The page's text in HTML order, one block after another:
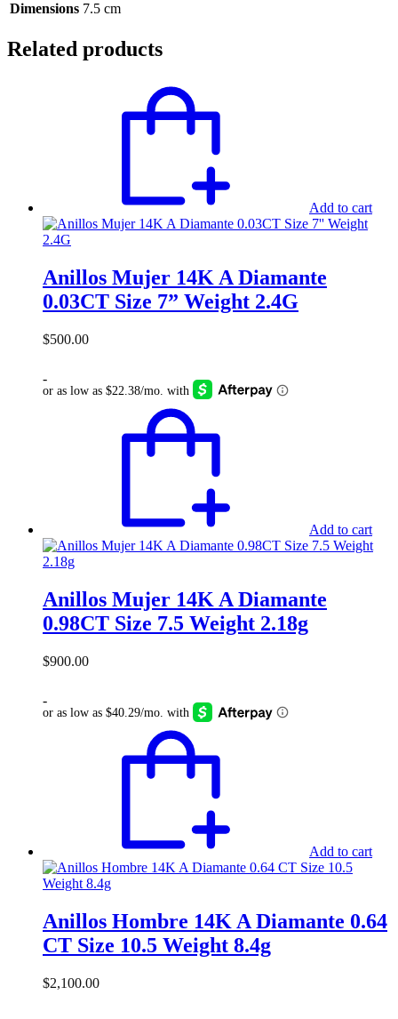
Dimensions 7.5 cm
Related products
Add to cart
Anillos Mujer 14K A Diamante
0.03CT Size 7” Weight 2.4G
$500.00
-
Add to cart
Anillos Mujer 14K A Diamante
0.98CT Size 7.5 Weight 2.18g
$900.00
-
Add to cart
Anillos Hombre 14K A Diamante 0.64
CT Size 10.5 Weight 8.4g
$2,100.00